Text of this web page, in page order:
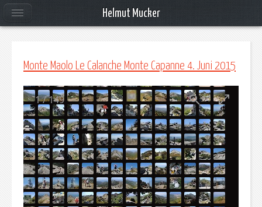
Monte Maolo Le Calanche Monte Capanne 4. Juni 2015
8:35 Abmarsch in Poggio. Blick zum Monte Capanne
1/149
Helmut Mucker